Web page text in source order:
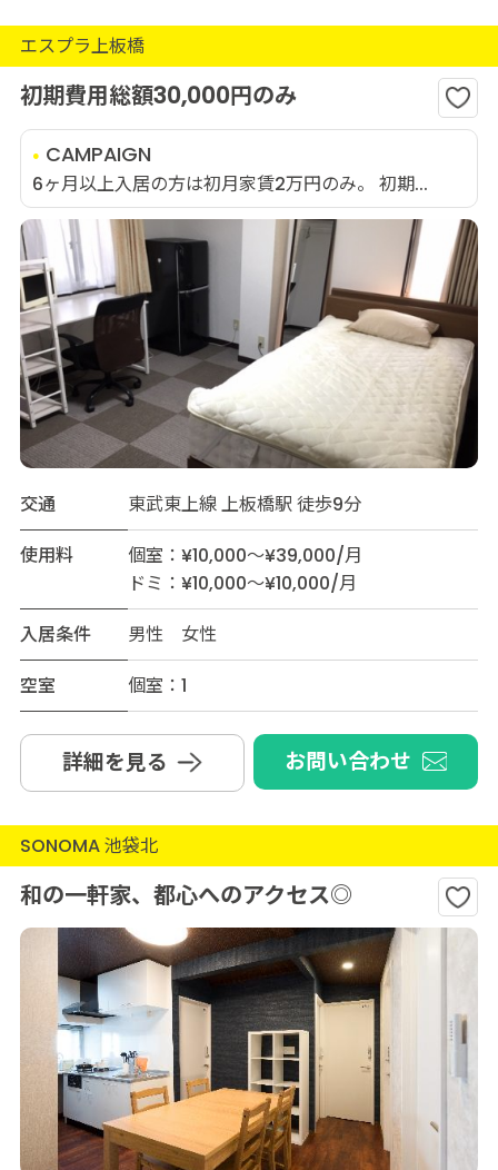
エスプラ上板橋
初期費用総額30,000円のみ
CAMPAIGN
6ヶ月以上入居の方は初月家賃2万円のみ。 初期...
交通
東武東上線 上板橋駅 徒歩9分
使用料
個室：¥10,000～¥39,000/月
ドミ：¥10,000～¥10,000/月
入居条件
男性 女性
空室
個室：1
詳細を見る お問い合わせ
SONOMA 池袋北
和の一軒家、都心へのアクセス◎